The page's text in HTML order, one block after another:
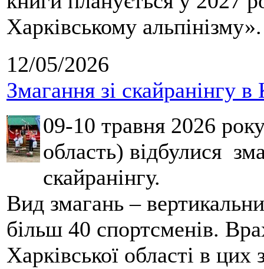
Харківському альпінізму».
12/05/2026
Змагання зі скайранінгу в
09-10 травня 2026
область) відбулися
скайранінгу.
Вид змагань –
більш 40 спортсменів.
Харківської області в